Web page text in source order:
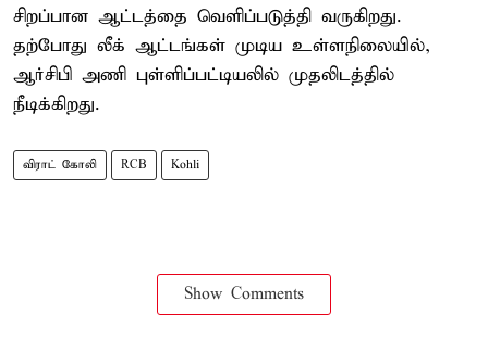
சிறப்பான ஆட்டத்தை வெளிப்படுத்தி வருகிறது.
தற்போது லீக் ஆட்டங்கள் முடிய உள்ளநிலையில்,
ஆர்சிபி அணி புள்ளிப்பட்டியலில் முதலிடத்தில்
நீடிக்கிறது.
விராட் கோலி RCB Kohli
Show Comments